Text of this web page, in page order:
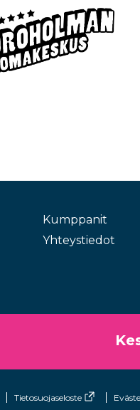
Kumppanit
Yhteystiedot
Tietosuojaseloste